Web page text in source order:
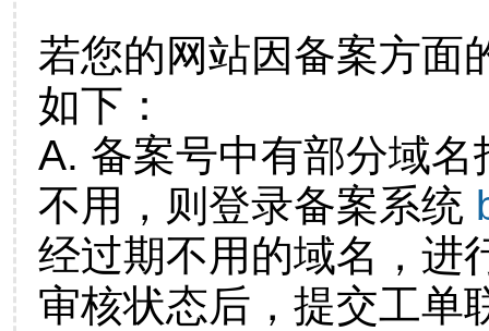
若您的网站因备案方面
如下：
A. 备案号中有部分域
不用，则登录备案系统
经过期不用的域名，进
审核状态后，提交工单